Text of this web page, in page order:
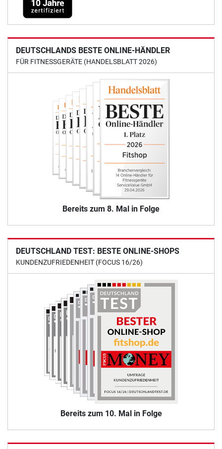
DEUTSCHLANDS BESTE ONLINE-HÄNDLER
FÜR FITNESSGERÄTE (HANDELSBLATT 2026)
Bereits zum 8. Mal in Folge
DEUTSCHLAND TEST: BESTE ONLINE-SHOPS
KUNDENZUFRIEDENHEIT (FOCUS 16/26)
Bereits zum 10. Mal in Folge